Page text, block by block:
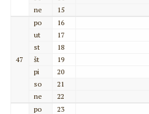
ne
15
47
po
16
ut
17
st
18
št
19
pi
20
so
21
ne
22
po
23